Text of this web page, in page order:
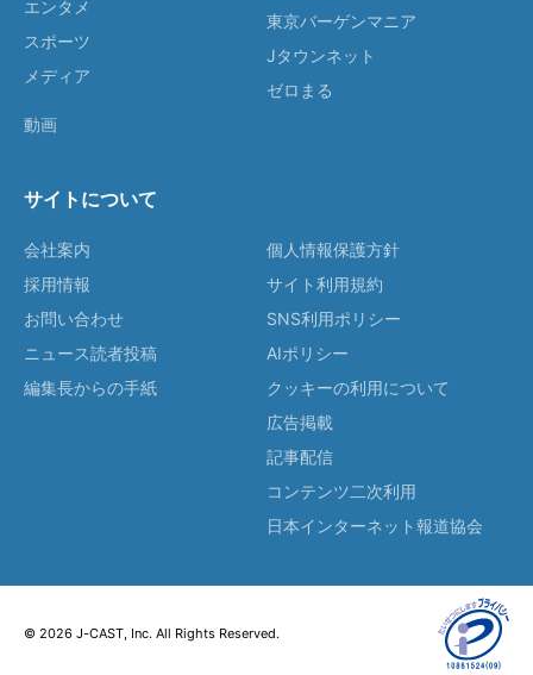
エンタメ
スポーツ
メディア
動画
東京バーゲンマニア
Jタウンネット
ゼロまる
サイトについて
会社案内
採用情報
お問い合わせ
ニュース読者投稿
編集長からの手紙
個人情報保護方針
サイト利用規約
SNS利用ポリシー
AIポリシー
クッキーの利用について
広告掲載
記事配信
コンテンツ二次利用
日本インターネット報道協会
© 2026 J-CAST, Inc. All Rights Reserved.